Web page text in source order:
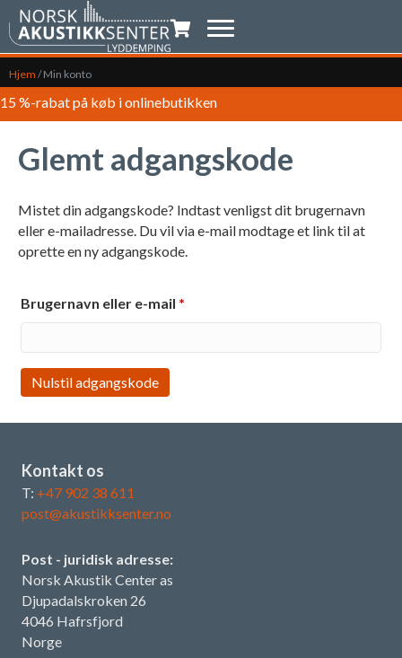
Indkøbsvogn
Hjem /Min konto
15 %-rabat på køb i onlinebutikken
Glemt adgangskode
Mistet din adgangskode? Indtast venligst dit brugernavn
eller e-mailadresse. Du vil via e-mail modtage et link til at
oprette en ny adgangskode.
Brugernavn eller e-mail *
Nulstil adgangskode
Kontakt os
T: +47 902 38 611
post@akustikksenter.no
Post - juridisk adresse:
Norsk Akustik Center as
Djupadalskroken 26
4046 Hafrsfjord
Norge